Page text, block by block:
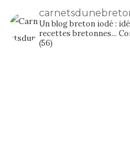
Un blog breton iodé :
recettes bretonnes...
(56)